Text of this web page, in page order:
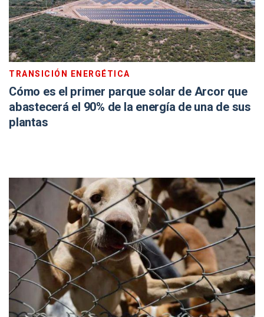
TRANSICIÓN ENERGÉTICA
Cómo es el primer parque solar de Arcor que
abastecerá el 90% de la energía de una de sus
plantas